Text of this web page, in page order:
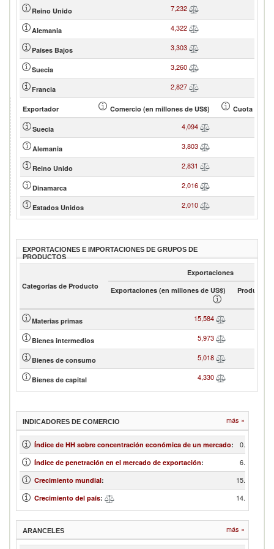
Reino Unido 7,232
Alemania 4,322
Países Bajos 3,303
Suecia 3,260
Francia 2,827
Exportador Comercio (en millones de US$) Cuota de
Suecia 4,094
Alemania 3,803
Reino Unido 2,831
Dinamarca 2,016
Estados Unidos 2,010
EXPORTACIONES E IMPORTACIONES DE GRUPOS DE
PRODUCTOS
Categorías de Producto
Exportaciones
Exportaciones (en millones de US$)
Product
Materias primas 15,584
Bienes intermedios 5,973
Bienes de consumo 5,018
Bienes de capital 4,330
INDICADORES DE COMERCIO más »
Índice de HH sobre concentración económica de un mercado: 0.10
Índice de penetración en el mercado de exportación: 6.63
Crecimiento mundial: 15.29
Crecimiento del país: 14.19
ARANCELES más »